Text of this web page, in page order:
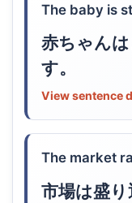
The baby is
赤ちゃん
す。
View sentence
The market
市場は盛り